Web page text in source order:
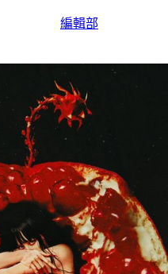
編輯部